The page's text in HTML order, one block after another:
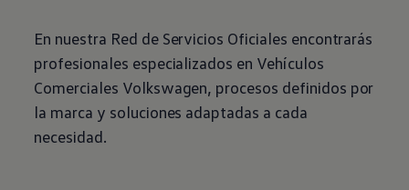
En nuestra Red de Servicios Oficiales encontrarás
profesionales especializados en Vehículos
Comerciales Volkswagen, procesos definidos por
la marca y soluciones adaptadas a cada
necesidad.